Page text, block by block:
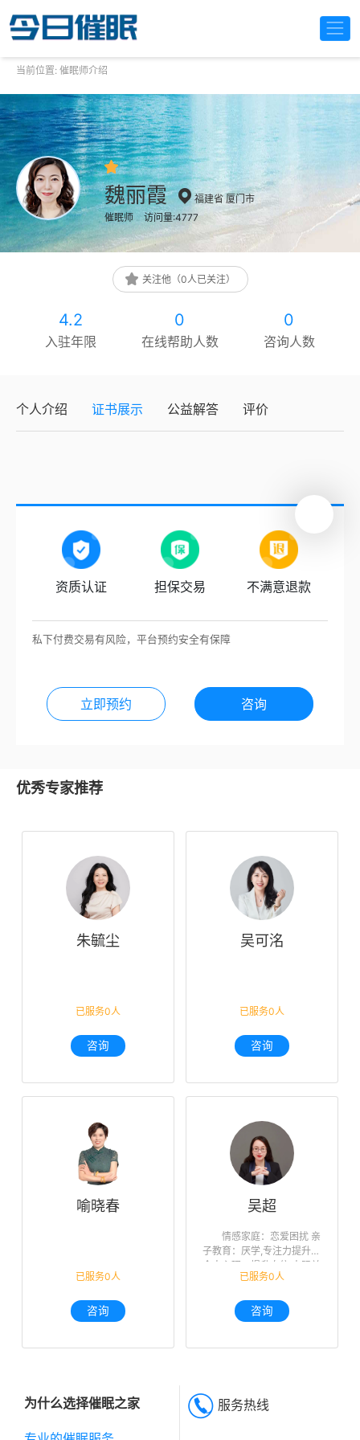
当前位置: 催眠师介绍
魏丽霞
福建省 厦门市
催眠师
访问量:4777
关注他（0人已关注）
4.2
入驻年限
0
在线帮助人数
0
咨询人数
个人介绍 证书展示 公益解答 评价
资质认证 担保交易 不满意退款
私下付费交易有风险，平台预约安全有保障
立即预约 咨询
优秀专家推荐
朱毓尘
已服务0人
咨询
吴可洺
已服务0人
咨询
喻晓春
已服务0人
咨询
吴超
情感家庭：恋爱困扰 亲
子教育：厌学,专注力提升
个人心理：提升自信,人际关
系,未来迷茫,职业规划
已服务0人
咨询
为什么选择催眠之家 服务热线